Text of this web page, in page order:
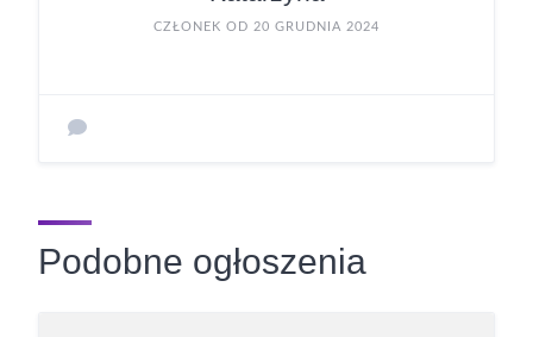
CZŁONEK OD 20 GRUDNIA 2024
Podobne ogłoszenia